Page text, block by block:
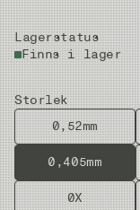
Lagerstatus
Finns i lager
Storlek
0,52mm
0,405mm
0X